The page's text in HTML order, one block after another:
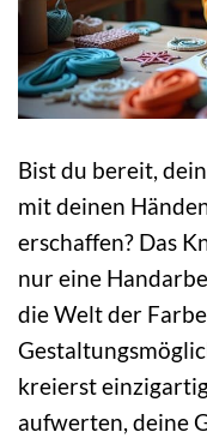
Bist du bereit,
mit deinen
erschaffen? Das
nur eine
die Welt der
kreierst
aufwerten, deine